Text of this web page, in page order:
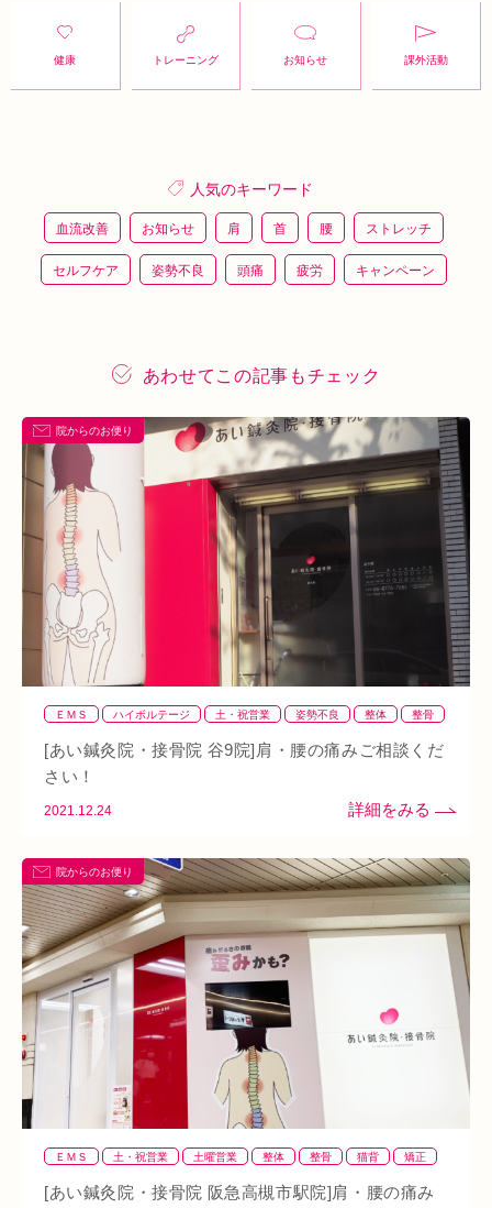
健康 トレーニング お知らせ 課外活動
人気のキーワード
血流改善 お知らせ 肩 首 腰 ストレッチ
セルフケア 姿勢不良 頭痛 疲労 キャンペーン
あい通信 筋トレ 骨盤 おすすめグッズ 足 睡眠
あいSHOP 矯正 むくみ 睡眠不足 鶴橋
対応できる症状 上本町 土・祝営業
ふくらはぎ ストレス 背骨 腱鞘炎
シワ・シミ・たるみ 手首
四十肩 五十肩 めまい 眼精疲労
美肌 自律神経失調症 寝違え ぎっくり腰 美容鍼
熱中症 夏バテ 寺田町 オープン 秋バテ 冬バテ
こむら返り
ファスティング 土・日・祝営業 筋緊張
ばね指 小顔 乾燥肌 日焼け 地下街 本町
阪急桂駅 天満橋 天王寺 頸椎椎間板ヘルニア
整骨院 好転反応 脱水症状 反り腰 湿気
なんばウォーク イオンタウン小阪 今里
駅構内 八戸ノ里駅 呼吸 玉造 春バテ
あわせてこの記事もチェック
院からのお便り
ＥＭＳ ハイボルテージ 土・祝営業 姿勢不良 整体
整骨
鍼灸
院と先生たちの日常紹介 首 駅近 骨盤 骨盤矯正
[あい鍼灸院・接骨院 谷9院]肩・腰の痛みご相談くだ
さい！
2021.12.24
院からのお便り
ＥＭＳ 土・祝営業 土曜営業 整体 整骨 猫背
矯正
院と先生たちの日常紹介
頭痛 首 駅構内 駅近 骨盤矯正
[あい鍼灸院・接骨院 阪急高槻市駅院]肩・腰の痛み